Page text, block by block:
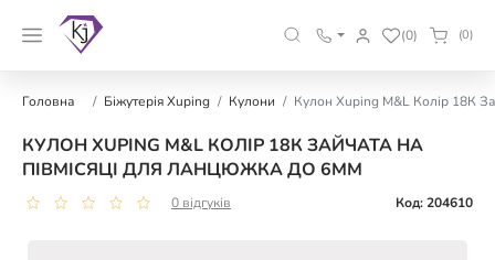
(0) (0)
Головна Біжутерія Xuping Кулони Кулон Xuping M&L Колір 18К
КУЛОН XUPING M&L КОЛІР 18К ЗАЙЧАТА НА
ПІВМІСЯЦІ ДЛЯ ЛАНЦЮЖКА ДО 6ММ
0 відгуків Код: 204610